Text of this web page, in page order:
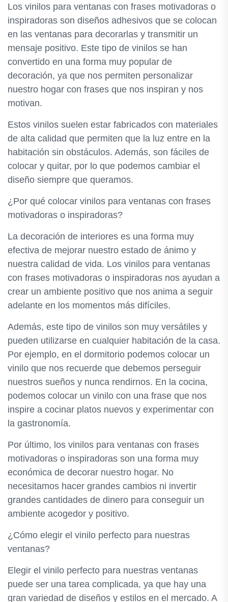
Los vinilos para ventanas con frases motivadoras o
inspiradoras son diseños adhesivos que se colocan
en las ventanas para decorarlas y transmitir un
mensaje positivo. Este tipo de vinilos se han
convertido en una forma muy popular de
decoración, ya que nos permiten personalizar
nuestro hogar con frases que nos inspiran y nos
motivan.
Estos vinilos suelen estar fabricados con materiales
de alta calidad que permiten que la luz entre en la
habitación sin obstáculos. Además, son fáciles de
colocar y quitar, por lo que podemos cambiar el
diseño siempre que queramos.
¿Por qué colocar vinilos para ventanas con frases
motivadoras o inspiradoras?
La decoración de interiores es una forma muy
efectiva de mejorar nuestro estado de ánimo y
nuestra calidad de vida. Los vinilos para ventanas
con frases motivadoras o inspiradoras nos ayudan a
crear un ambiente positivo que nos anima a seguir
adelante en los momentos más difíciles.
Además, este tipo de vinilos son muy versátiles y
pueden utilizarse en cualquier habitación de la casa.
Por ejemplo, en el dormitorio podemos colocar un
vinilo que nos recuerde que debemos perseguir
nuestros sueños y nunca rendirnos. En la cocina,
podemos colocar un vinilo con una frase que nos
inspire a cocinar platos nuevos y experimentar con
la gastronomía.
Por último, los vinilos para ventanas con frases
motivadoras o inspiradoras son una forma muy
económica de decorar nuestro hogar. No
necesitamos hacer grandes cambios ni invertir
grandes cantidades de dinero para conseguir un
ambiente acogedor y positivo.
¿Cómo elegir el vinilo perfecto para nuestras
ventanas?
Elegir el vinilo perfecto para nuestras ventanas
puede ser una tarea complicada, ya que hay una
gran variedad de diseños y estilos en el mercado. A